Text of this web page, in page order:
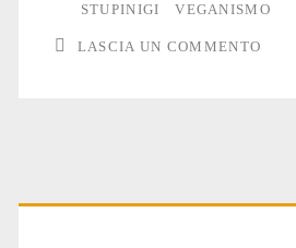
STUPINIGI
VEGANISMO
LASCIA UN COMMENTO
Primary